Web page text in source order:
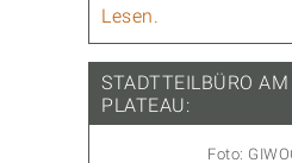
Lesen.
STADTTEILBÜRO AM
PLATEAU:
Foto: